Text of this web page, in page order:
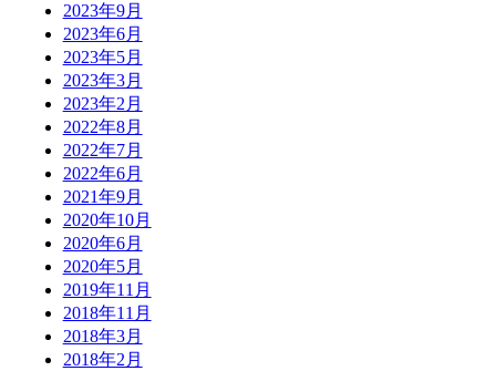
2023年9月
2023年6月
2023年5月
2023年3月
2023年2月
2022年8月
2022年7月
2022年6月
2021年9月
2020年10月
2020年6月
2020年5月
2019年11月
2018年11月
2018年3月
2018年2月